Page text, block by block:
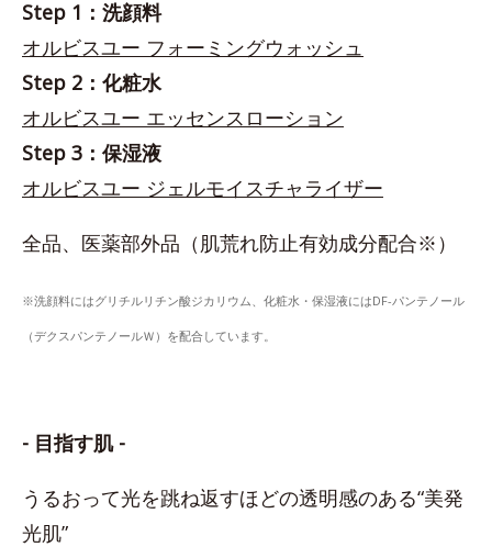
Step 1：洗顔料
オルビスユー フォーミングウォッシュ
Step 2：化粧水
オルビスユー エッセンスローション
Step 3：保湿液
オルビスユー ジェルモイスチャライザー
全品、医薬部外品（肌荒れ防止有効成分配合※）
※洗顔料にはグリチルリチン酸ジカリウム、化粧水・保湿液にはDF-パンテノール
（デクスパンテノールＷ）を配合しています。
- 目指す肌 -
うるおって光を跳ね返すほどの透明感のある“美発
光肌”